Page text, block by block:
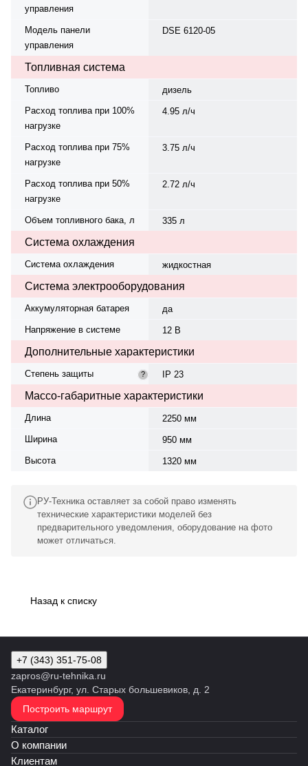
управления
Модель панели
управления
DSE 6120-05
Топливная система
Топливо
дизель
Расход топлива при 100%
нагрузке
4.95 л/ч
Расход топлива при 75%
нагрузке
3.75 л/ч
Расход топлива при 50%
нагрузке
2.72 л/ч
Объем топливного бака, л 335 л
Система охлаждения
Система охлаждения жидкостная
Система электрооборудования
Аккумуляторная батарея
да
Напряжение в системе
12 В
Дополнительные характеристики
Степень защиты ? IP 23
Массо-габаритные характеристики
Длина
2250 мм
Ширина
950 мм
Высота
1320 мм
РУ-Техника оставляет за собой право изменять
технические характеристики моделей без
предварительного уведомления, оборудование на фото
может отличаться.
Назад к списку
+7 (343) 351-75-08
zapros@ru-tehnika.ru
Екатеринбург, ул. Старых большевиков, д. 2
Построить маршрут
Каталог
О компании
Клиентам